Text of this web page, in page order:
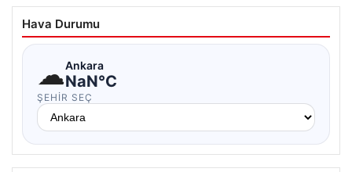
Hava Durumu
☁Ankara
NaN°C
ŞEHIR SEÇ